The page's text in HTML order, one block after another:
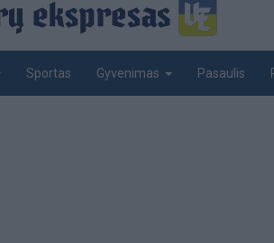
Sportas Gyvenimas Pasaulis